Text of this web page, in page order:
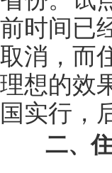
前时间已
取消，而
理想的效
国实行，
二、住